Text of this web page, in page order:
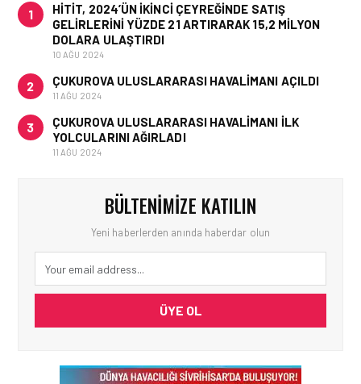
1
HITIT, 2024’ÜN IKINCI ÇEYREĞINDE SATIŞ
GELIRLERINI YÜZDE 21 ARTIRARAK 15,2 MILYON
DOLARA ULAŞTIRDI
10 AĞU 2024
2 ÇUKUROVA ULUSLARARASI HAVALIMANI AÇILDI
11 AĞU 2024
3
ÇUKUROVA ULUSLARARASI HAVALIMANI İLK
YOLCULARINI AĞIRLADI
11 AĞU 2024
BÜLTENIMIZE KATILIN
Yeni haberlerden anında haberdar olun
ÜYE OL